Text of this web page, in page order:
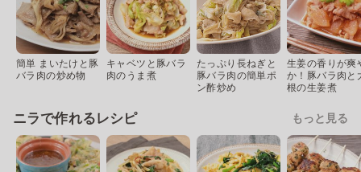
簡単 まいたけと豚
バラ肉の炒め物
キャベツと豚バラ
肉のうま煮
たっぷり長ねぎと
豚バラ肉の簡単ポ
ン酢炒め
生姜の香りが爽
か！豚バラ肉と
根の生姜煮
ニラで作れるレシピ もっと見る